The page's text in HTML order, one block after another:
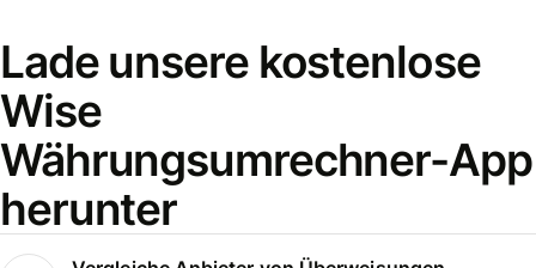
Lade unsere kostenlose
Wise
Währungsumrechner-App
herunter